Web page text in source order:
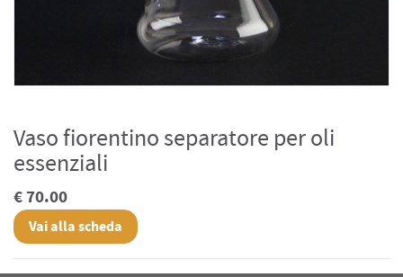
Vaso fiorentino separatore per oli
essenziali
€ 70.00
Vai alla scheda